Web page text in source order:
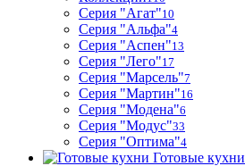
Серия "Агат"10
Серия "Альфа"4
Серия "Аспен"13
Серия "Лего"17
Серия "Марсель"7
Серия "Мартин"16
Серия "Модена"6
Серия "Модус"33
Серия "Оптима"4
Готовые кухни